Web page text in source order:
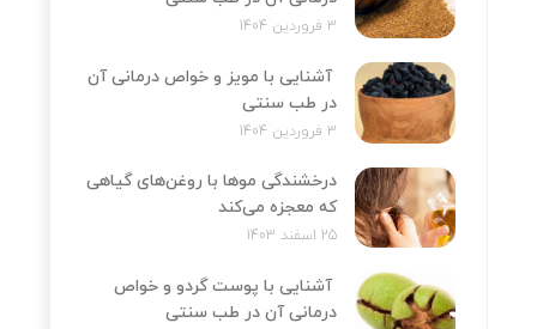
3 فروردین 1404
آشنایی با مویز و خواص درمانی آن
در طب سنتی
3 فروردین 1404
درخشندگی موها با روغن‌های گیاهی
که معجزه می‌کند
25 اسفند 1403
آشنایی با پوست گردو و خواص
درمانی آن در طب سنتی